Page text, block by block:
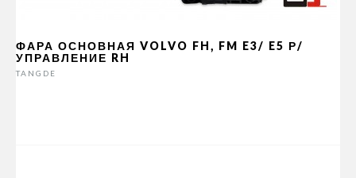
ФАРА ОСНОВНАЯ VOLVO FH, FM E3/ E5 Р/
УПРАВЛЕНИЕ RH
TANGDE